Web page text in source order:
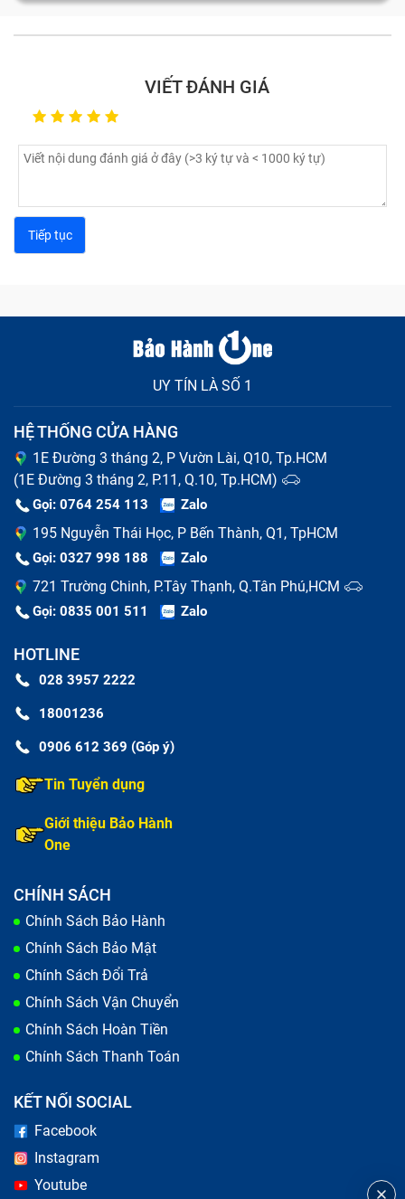
VIẾT ĐÁNH GIÁ
UY TÍN LÀ SỐ 1
HỆ THỐNG CỬA HÀNG
1E Đường 3 tháng 2, P Vườn Lài, Q10, Tp.HCM
(1E Đường 3 tháng 2, P.11, Q.10, Tp.HCM)
Gọi: 0764 254 113 Zalo
195 Nguyễn Thái Học, P Bến Thành, Q1, TpHCM
Gọi: 0327 998 188 Zalo
721 Trường Chinh, P.Tây Thạnh, Q.Tân Phú,HCM
Gọi: 0835 001 511 Zalo
HOTLINE
028 3957 2222
18001236
0906 612 369 (Góp ý)
Tin Tuyển dụng
Giới thiệu Bảo Hành
One
CHÍNH SÁCH
Chính Sách Bảo Hành
Chính Sách Bảo Mật
Chính Sách Đổi Trả
Chính Sách Vận Chuyển
Chính Sách Hoàn Tiền
Chính Sách Thanh Toán
KẾT NỐI SOCIAL
Facebook
Instagram
Youtube